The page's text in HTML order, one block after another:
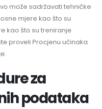
može sadržavati tehničke
mjere kao što su
kao što su treniranje
proveli Procjenu učinaka
za
podataka